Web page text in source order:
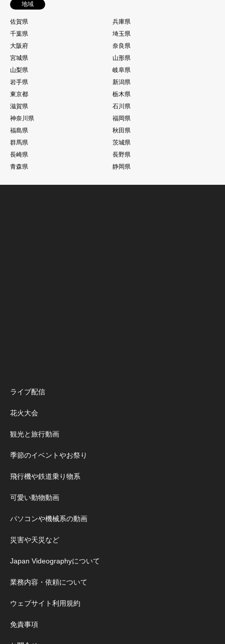
地域
佐賀県
兵庫県
千葉県
埼玉県
大阪府
奈良県
宮城県
山形県
山梨県
岐阜県
岩手県
新潟県
東京都
栃木県
滋賀県
石川県
神奈川県
福岡県
福島県
秋田県
群馬県
茨城県
長崎県
長野県
青森県
静岡県
ライブ配信
花火大会
観光と旅行動画
季節のイベントやお祭り
飛行機や鉄道乗り物系
可愛い動物動画
パソコンや機械系の動画
災害や天災など
Japan Videographyについて
業務内容・依頼について
ウェブサイト利用規約
免責事項